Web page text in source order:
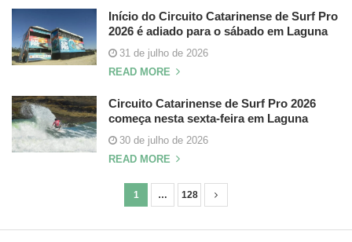
Início do Circuito Catarinense de Surf Pro
2026 é adiado para o sábado em Laguna
31 de julho de 2026
READ MORE
Circuito Catarinense de Surf Pro 2026
começa nesta sexta-feira em Laguna
30 de julho de 2026
READ MORE
a
1 … 128